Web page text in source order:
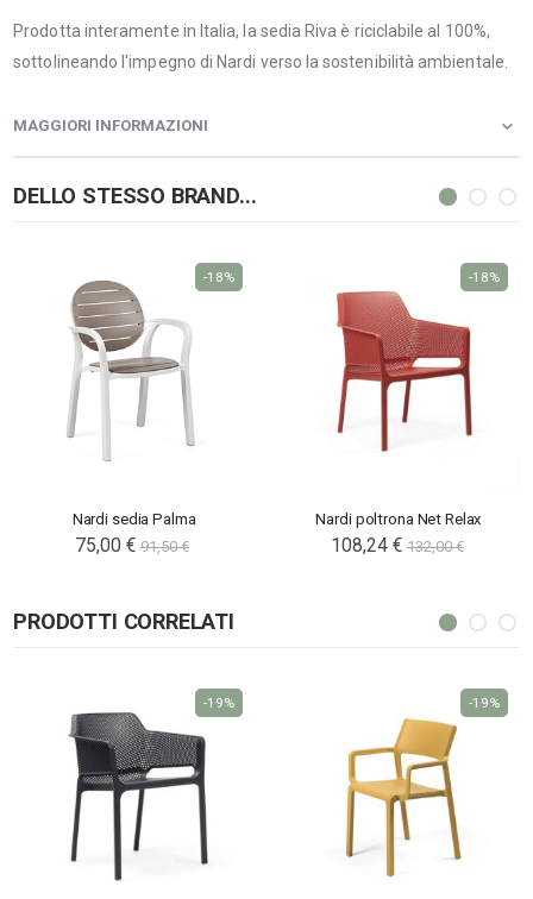
Prodotta interamente in Italia, la sedia Riva è riciclabile al 100%,
sottolineando l'impegno di Nardi verso la sostenibilità ambientale.
MAGGIORI INFORMAZIONI
DELLO STESSO BRAND...
Nardi sedia Palma
Special
Price
75,00 € 91,50 €
-18%
Nardi poltrona Net Relax
108,24 € 132,00 €
-18%
PRODOTTI CORRELATI
-19% -19%